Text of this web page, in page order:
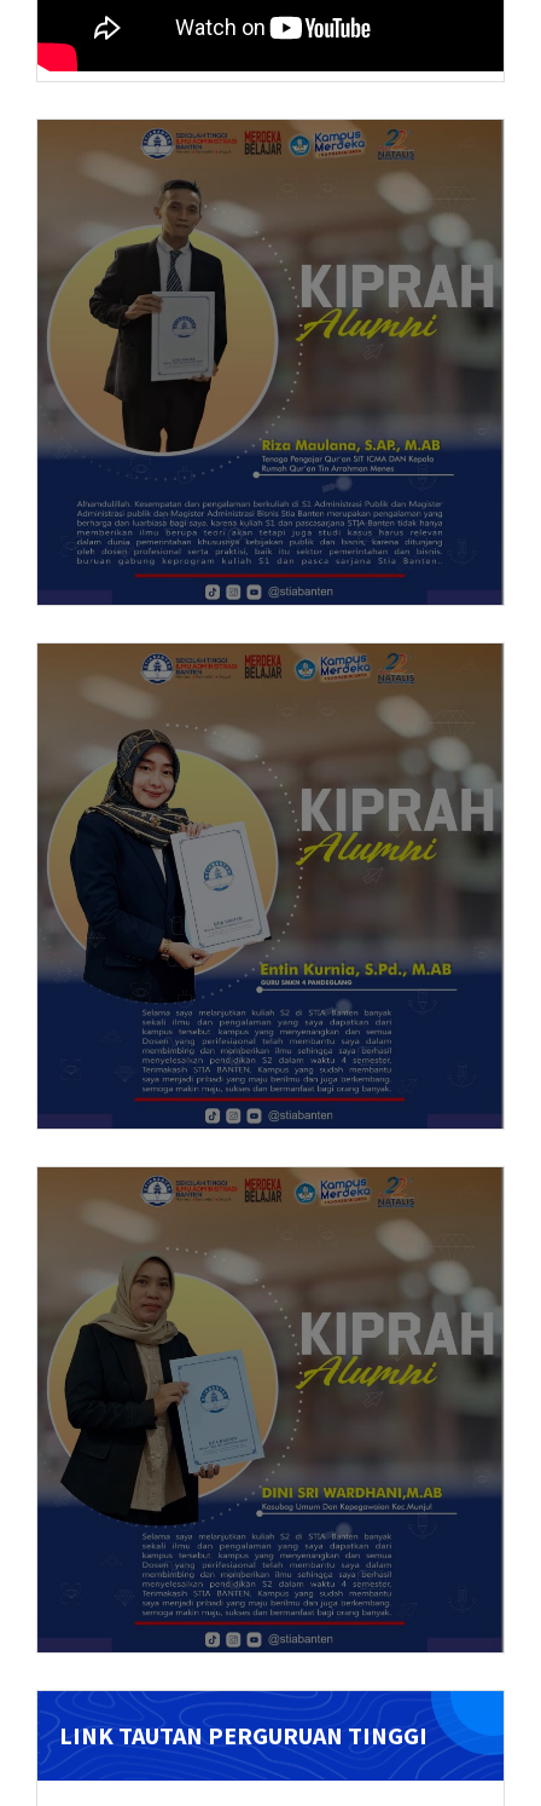
LINK TAUTAN PERGURUAN TINGGI